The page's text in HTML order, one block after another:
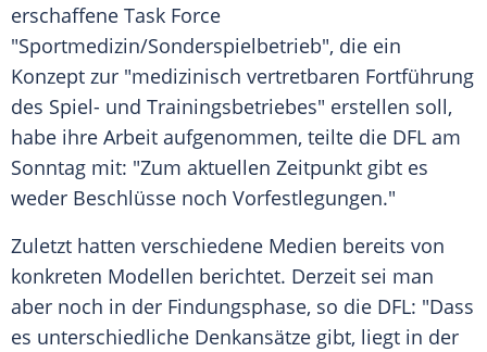
erschaffene Task Force
"Sportmedizin/Sonderspielbetrieb", die ein
Konzept zur "medizinisch vertretbaren Fortführung
des Spiel- und Trainingsbetriebes" erstellen soll,
habe ihre Arbeit aufgenommen, teilte die DFL am
Sonntag mit: "Zum aktuellen Zeitpunkt gibt es
weder Beschlüsse noch Vorfestlegungen."
Zuletzt hatten verschiedene Medien bereits von
konkreten Modellen berichtet. Derzeit sei man
aber noch in der Findungsphase, so die DFL: "Dass
es unterschiedliche Denkansätze gibt, liegt in der